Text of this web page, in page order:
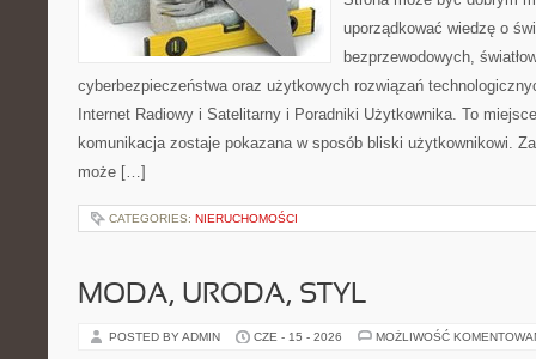
uporządkować wiedzę o
bezprzewodowych,
cyberbezpieczeństwa oraz użytkowych rozwiązań
Internet Radiowy i Satelitarny i Poradniki Użytkownika. To
komunikacja zostaje pokazana w sposób bliski użytkownikowi.
może […]
CATEGORIES: NIERUCHOMOŚCI
MODA, URODA, STYL
POSTED BY ADMIN CZE - 15 - 2026 MOŻLIWOŚĆ